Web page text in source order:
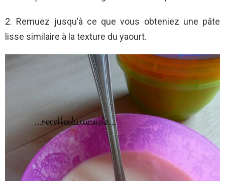
2. Remuez jusqu’à ce que vous obteniez une pâte
lisse similaire à la texture du yaourt.